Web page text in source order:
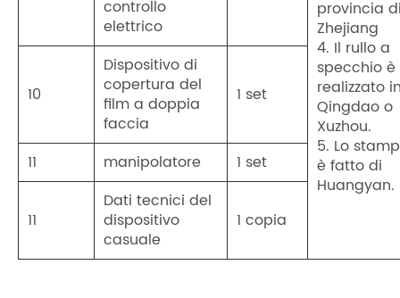
provincia
Zhejiang
4. Il rullo a
specchio è
realizzato
Qingdao o
Xuzhou.
5. Lo
è fatto di
Huangyan.
controllo
elettrico
10
Dispositivo di
copertura del
film a doppia
faccia
1 set
11 manipolatore 1 set
11
Dati tecnici del
dispositivo
casuale
1 copia